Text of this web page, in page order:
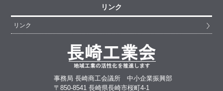
リンク
リンク
事務局 長崎商工会議所 中小企業振興部
〒850-8541 長崎県長崎市桜町4-1